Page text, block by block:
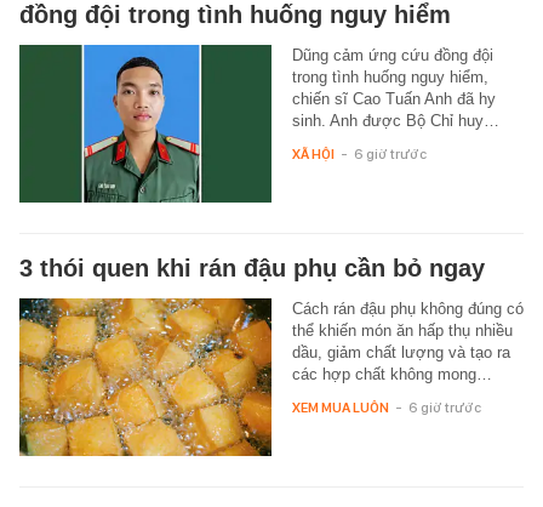
đồng đội trong tình huống nguy hiểm
Dũng cảm ứng cứu đồng đội
trong tình huống nguy hiểm,
chiến sĩ Cao Tuấn Anh đã hy
sinh. Anh được Bộ Chỉ huy…
XÃ HỘI - 6 giờ trước
3 thói quen khi rán đậu phụ cần bỏ ngay
Cách rán đậu phụ không đúng có
thể khiến món ăn hấp thụ nhiều
dầu, giảm chất lượng và tạo ra
các hợp chất không mong…
XEM MUA LUÔN - 6 giờ trước